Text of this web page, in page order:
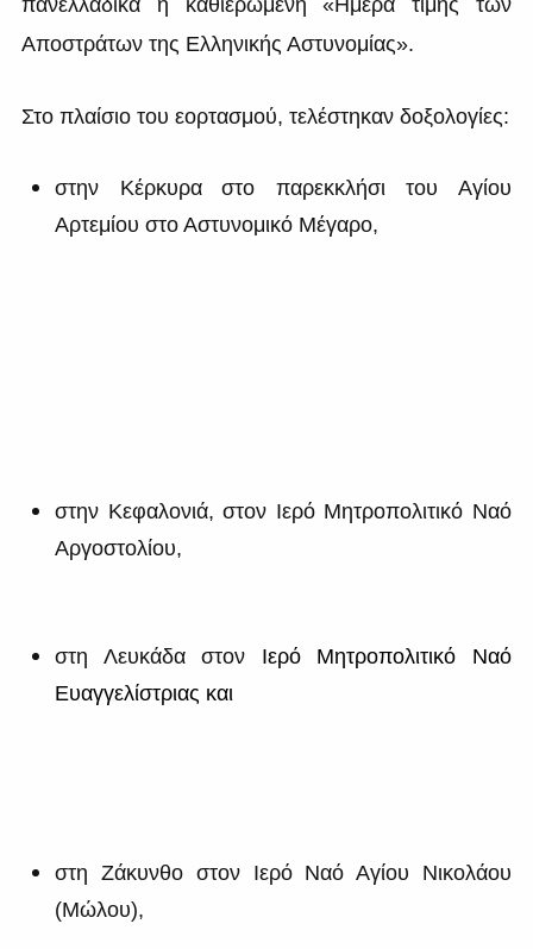
Αποστράτων της Ελληνικής Αστυνομίας».
Στο πλαίσιο του εορτασμού, τελέστηκαν δοξολογίες:
στην Κέρκυρα
στο παρεκκλήσι του Αγίου
Αρτεμίου στο Αστυνομικό Μέγαρο,
στην Κεφαλονιά, στον Ιερό Μητροπολιτικό Ναό
Αργοστολίου,
στη Λευκάδα στον Ιερό Μητροπολιτικό Ναό
Ευαγγελίστριας και
στη Ζάκυνθο στον Ιερό Ναό Αγίου Νικολάου
(Μώλου),